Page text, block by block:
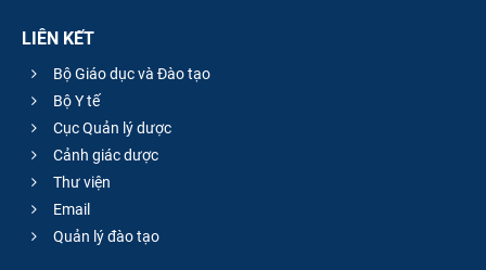
LIÊN KẾT
Bộ Giáo dục và Đào tạo
Bộ Y tế
Cục Quản lý dược
Cảnh giác dược
Thư viện
Email
Quản lý đào tạo